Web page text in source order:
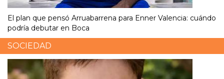
El plan que pensó Arruabarrena para Enner Valencia: cuándo
podría debutar en Boca
SOCIEDAD